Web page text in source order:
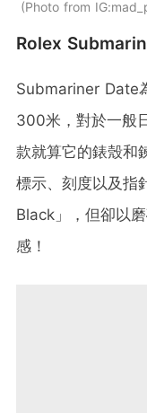
Photo from
Rolex
Submariner Date
300米，對於一般
款就算它的錶殼和
標示、刻度以及指
Black」，但卻以
感！